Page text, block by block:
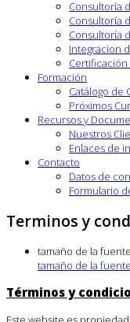
Consultoría
Consultoría
Consultoría
Integracion
Formación
Catálogo de
Próximos
Recursos y
Nuestros
Enlaces de
Contacto
Datos de
Formulario
Terminos y
tamaño de la fuente
tamaño de la fuente
Términos y